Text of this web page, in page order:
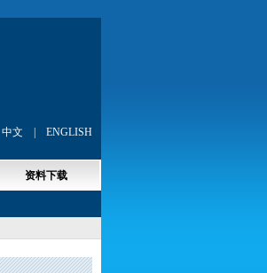
中文 ENGLISH
资料下载